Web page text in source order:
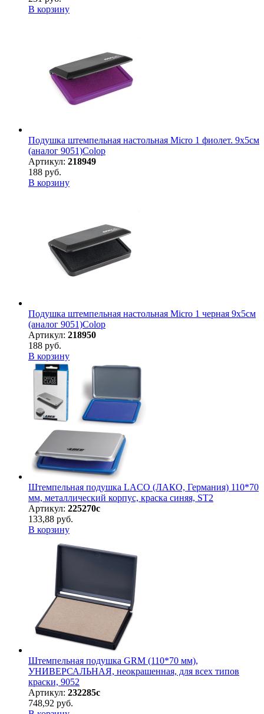
В корзину
Подушка штемпельная настольная Micro 1 фиолет. 9х5см
(аналог 9051)Colop
Артикул: 218949
188 руб.
В корзину
Подушка штемпельная настольная Micro 1 черная 9х5см
(аналог 9051)Colop
Артикул: 218950
188 руб.
В корзину
Штемпельная подушка LACO (ЛАКО, Германия) 110*70
мм, металлический корпус, краска синяя, ST2
Артикул: 225270с
133,88 руб.
В корзину
Штемпельная подушка GRM (110*70 мм),
УНИВЕРСАЛЬНАЯ, неокрашенная, для всех типов
краски, 9052
Артикул: 232285с
748,92 руб.